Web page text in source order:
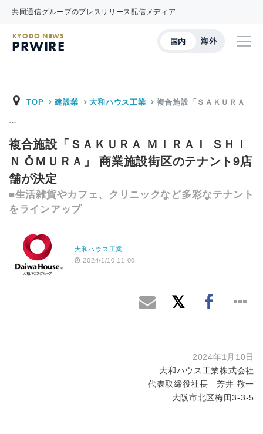
共同通信グループのプレスリリース配信メディア
国内 海外
KYODO NEWS
PRWIRE
TOP 建設業 大和ハウス工業 複合施設「ＳＡＫＵＲＡ
…
複合施設「ＳＡＫＵＲＡ ＭＩＲＡＩ ＳＨＩ
Ｎ ǑＭＵＲＡ」 商業施設街区のテナント9店
舗が決定
■生活雑貨やカフェ、クリニックなど多彩なテナント
をラインアップ
大和ハウス工業
2024/1/10 11:00
2024年1月10日
大和ハウス工業株式会社
代表取締役社長 芳井 敬一
大阪市北区梅田3-3-5